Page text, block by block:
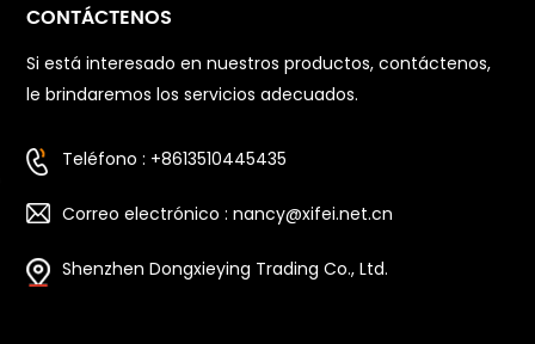
CONTÁCTENOS
Si está interesado en nuestros productos, contáctenos,
le brindaremos los servicios adecuados.
Teléfono : +8613510445435
Correo electrónico : nancy@xifei.net.cn
Shenzhen Dongxieying Trading Co., Ltd.